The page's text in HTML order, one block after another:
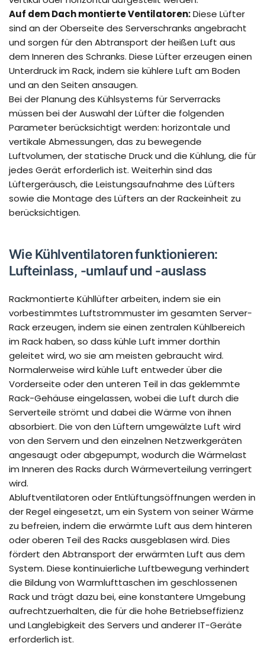
Auf dem Dach montierte Ventilatoren:Diese Lüfter
sind an der Oberseite des Serverschranks angebracht
und sorgen für den Abtransport der heißen Luft aus
dem Inneren des Schranks. Diese Lüfter erzeugen einen
Unterdruck im Rack, indem sie kühlere Luft am Boden
und an den Seiten ansaugen.
Bei der Planung des Kühlsystems für Serverracks
müssen bei der Auswahl der Lüfter die folgenden
Parameter berücksichtigt werden: horizontale und
vertikale Abmessungen, das zu bewegende
Luftvolumen, der statische Druck und die Kühlung, die für
jedes Gerät erforderlich ist. Weiterhin sind das
Lüftergeräusch, die Leistungsaufnahme des Lüfters
sowie die Montage des Lüfters an der Rackeinheit zu
berücksichtigen.
Wie Kühlventilatoren funktionieren:
Lufteinlass, -umlauf und -auslass
Rackmontierte Kühllüfter arbeiten, indem sie ein
vorbestimmtes Luftstrommuster im gesamten Server-
Rack erzeugen, indem sie einen zentralen Kühlbereich
im Rack haben, so dass kühle Luft immer dorthin
geleitet wird, wo sie am meisten gebraucht wird.
Normalerweise wird kühle Luft entweder über die
Vorderseite oder den unteren Teil in das geklemmte
Rack-Gehäuse eingelassen, wobei die Luft durch die
Serverteile strömt und dabei die Wärme von ihnen
absorbiert. Die von den Lüftern umgewälzte Luft wird
von den Servern und den einzelnen Netzwerkgeräten
angesaugt oder abgepumpt, wodurch die Wärmelast
im Inneren des Racks durch Wärmeverteilung verringert
wird.
Abluftventilatoren oder Entlüftungsöffnungen werden in
der Regel eingesetzt, um ein System von seiner Wärme
zu befreien, indem die erwärmte Luft aus dem hinteren
oder oberen Teil des Racks ausgeblasen wird. Dies
fördert den Abtransport der erwärmten Luft aus dem
System. Diese kontinuierliche Luftbewegung verhindert
die Bildung von Warmlufttaschen im geschlossenen
Rack und trägt dazu bei, eine konstantere Umgebung
aufrechtzuerhalten, die für die hohe Betriebseffizienz
und Langlebigkeit des Servers und anderer IT-Geräte
erforderlich ist.